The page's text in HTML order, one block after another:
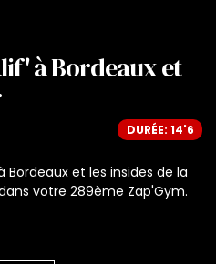
à Bordeaux et
DURÉE: 14'6
Bordeaux et les insides de la
votre 289ème Zap'Gym.